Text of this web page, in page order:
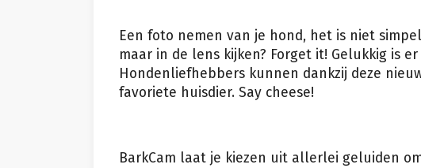
Een foto nemen van je hond, het is niet
maar in de lens kijken? Forget it! Gelukkig is
Hondenliefhebbers kunnen dankzij deze
favoriete huisdier. Say cheese!
BarkCam laat je kiezen uit allerlei geluiden